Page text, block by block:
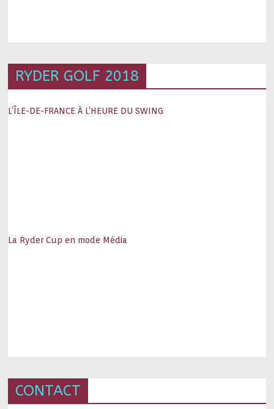
RYDER GOLF 2018
L’ÎLE-DE-FRANCE À L’HEURE DU SWING
La Ryder Cup en mode Média
CONTACT